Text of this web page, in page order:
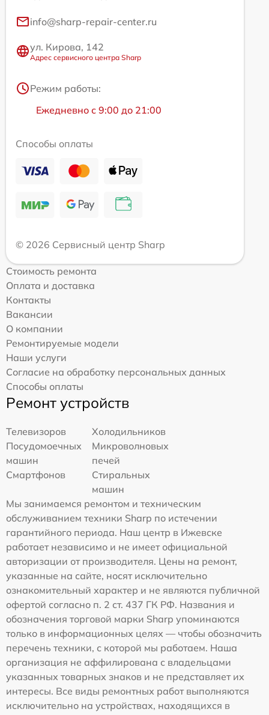
info@sharp-repair-center.ru
ул. Кирова, 142
Адрес сервисного центра Sharp
Режим работы:
Ежедневно с 9:00 до 21:00
Способы оплаты
© 2026 Сервисный центр Sharp
Стоимость ремонта
Оплата и доставка
Контакты
Вакансии
О компании
Ремонтируемые модели
Наши услуги
Согласие на обработку персональных данных
Способы оплаты
Ремонт устройств
Телевизоров
Холодильников
Посудомоечных
машин
Микроволновых
печей
Смартфонов
Стиральных
машин
Мы занимаемся ремонтом и техническим
обслуживанием техники Sharp по истечении
гарантийного периода. Наш центр в Ижевске
работает независимо и не имеет официальной
авторизации от производителя. Цены на ремонт,
указанные на сайте, носят исключительно
ознакомительный характер и не являются публичной
офертой согласно п. 2 ст. 437 ГК РФ. Названия и
обозначения торговой марки Sharp упоминаются
только в информационных целях — чтобы обозначить
перечень техники, с которой мы работаем. Наша
организация не аффилирована с владельцами
указанных товарных знаков и не представляет их
интересы. Все виды ремонтных работ выполняются
исключительно на устройствах, находящихся в